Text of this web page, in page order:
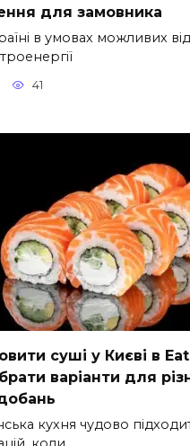
для замовника
в умовах можливих
41
суші у Києві в
варіанти для
кухня чудово